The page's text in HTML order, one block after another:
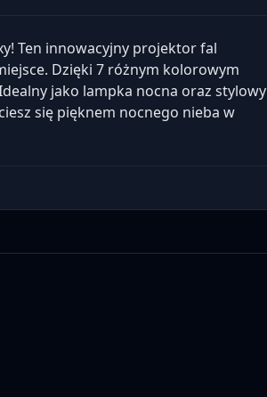
Ten innowacyjny projektor fal
Dzięki 7 różnym kolorowym
jako lampka nocna oraz stylowy
się pięknem nocnego nieba w